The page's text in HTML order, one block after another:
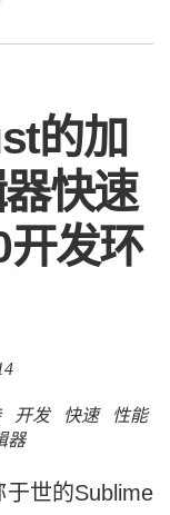
的加
快速
发环
开发 快速
性能
器
世的Sublime